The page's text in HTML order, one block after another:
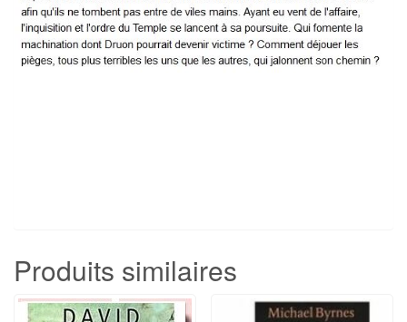
Vili,
Andrea
H.
Produits similaires